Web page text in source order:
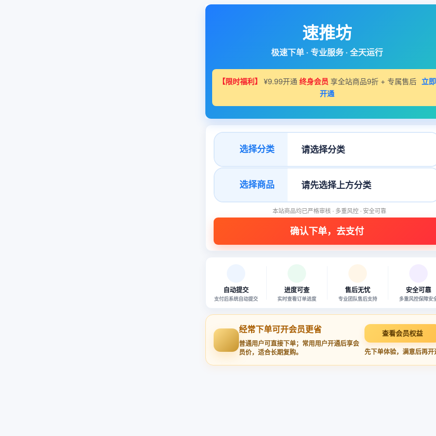
速推坊
极速下单 · 专业服务 · 全天运行
【限时福利】 ¥9.99开通 终身会员 享全站商品9折 + 专属售后 立即
开通
选择分类
选择商品
本站商品均已严格审核 · 多重风控 · 安全可靠
自动提交
支付后系统自动提交
进度可查
实时查看订单进度
售后无忧
专业团队售后支持
安全可靠
多重风控保障安
经常下单可开会员更省
普通用户可直接下单；常用用户开通后享会
员价，适合长期复购。
查看会员权益
先下单体验，满意后再开